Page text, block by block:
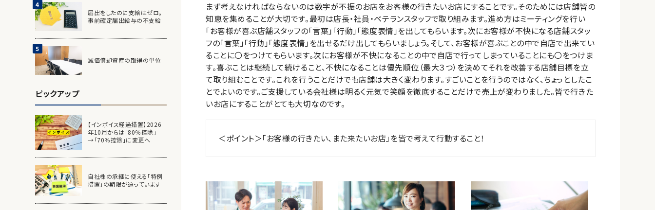
まず考えなければならないのは数字が不振のお店をお客様の行きたいお店にすることです。そのためには店舗皆の
知恵を集めることが大切です。最初は店長・社員・ベテランスタッフで取り組みます。進め方はミーティングを行い
「お客様が喜ぶ店舗スタッフの「言葉」「行動」「態度表情」を出してもらいます。次にお客様が不快になる店舗スタッ
フの「言葉」「行動」「態度表情」を出せるだけ出してもらいましょう。そして、お客様が喜ぶことの中で自店で出来てい
ることに〇をつけてもらいます。次にお客様が不快になることの中で自店で行ってしまっていることにも〇をつけま
す。喜ぶことは継続して続けること、不快になることは優先順位（最大３つ）を決めてそれを改善する店舗目標を立
て取り組むことです。これを行うことだけでも店舗は大きく変わります。すごいことを行うのではなく、ちょっとしたこ
とでよいのです。ご支援している会社様は明るく元気で笑顔を徹底することだけで売上が変わりました。皆で行きた
いお店にすることがとても大切なのです。
＜ポイント＞「お客様の行きたい、また来たいお店」を皆で考えて行動すること！
届出をしたのに支給はゼロ。
事前確定届出給与の不支給
減価償却資産の取得の単位
ピックアップ
【インボイス経過措置】2026
年10月からは「80％控除」
→「70％控除」に変更へ
自社株の承継に使える「特例
措置」の期限が迫っています